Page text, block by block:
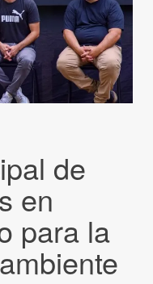
de
en
para la